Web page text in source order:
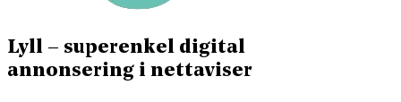
Lyll – superenkel digital
annonsering i nettaviser